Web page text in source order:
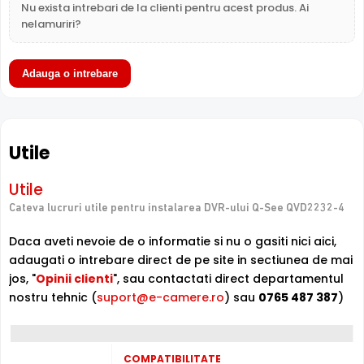
reducere cu pana la 50% a spatiului de stocare fata de
H.264, la aceeasi calitate video.
Q-SEE QVD2232-4 este un DVR cu 32 canale video
DVR-ul PENTABRID permite conectarea unor camere cu
tehnologie HDCVI, HDTVI, AHD, ANALOGICA, IP . Pentru
link-uri catre fiecare echipamente din fiecare tehnologie.
Inregistrare
Puteti inregistra imagini de la camere de supraveghere
detectie miscare, lipsa semnal video, mascare camera,
stam oricand la dispozitie pentru eventuale clarificari.
Nu exista intrebari de la clienti pentru acest produs. Ai
nelamuriri?
Adauga o intrebare
Utile
Utile
Cateva lucruri utile pentru instalarea DVR-ului Q-See QVD2232-4
Daca aveti nevoie de o informatie si nu o gasiti nici aici,
adaugati o intrebare direct de pe site in sectiunea de mai
jos, "Opinii clienti", sau contactati direct departamentul
nostru tehnic (suport@e-camere.ro) sau 0765 487 387)
COMPATIBILITATE